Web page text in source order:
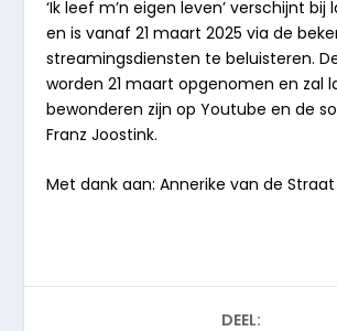
‘Ik leef m’n eigen leven’ verschijnt bij
en is vanaf21 maart 2025via de
streamingsdiensten te beluisteren.
worden 21 maart opgenomen en zal
bewonderen zijn op Youtube en de
Franz Joostink.
Met dank aan: Annerike van de Straat
DEEL: